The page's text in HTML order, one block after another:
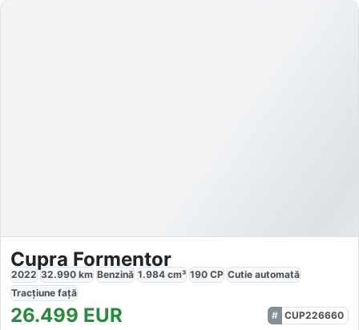
Cupra Formentor
2022 32.990 km Benzină 1.984 cm³ 190 CP Cutie automată
Tracțiune față
26.499 EUR
CUP226660